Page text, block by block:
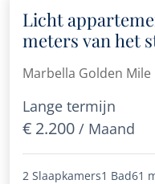
Licht
meters van het
Marbella Golden Mile
Lange termijn
€ 2.200 / Maand
2 Slaapkamers1 Bad61